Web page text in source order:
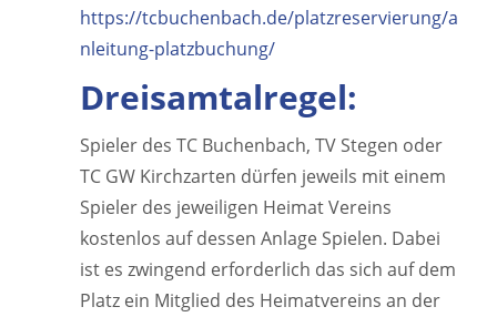
https://tcbuchenbach.de/platzreservierung/a
nleitung-platzbuchung/
Dreisamtalregel:
Spieler des TC Buchenbach, TV Stegen oder
TC GW Kirchzarten dürfen jeweils mit einem
Spieler des jeweiligen Heimat Vereins
kostenlos auf dessen Anlage Spielen. Dabei
ist es zwingend erforderlich das sich auf dem
Platz ein Mitglied des Heimatvereins an der